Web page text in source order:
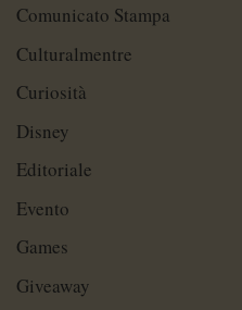
Comunicato Stampa
Culturalmentre
Curiosità
Disney
Editoriale
Evento
Games
Giveaway